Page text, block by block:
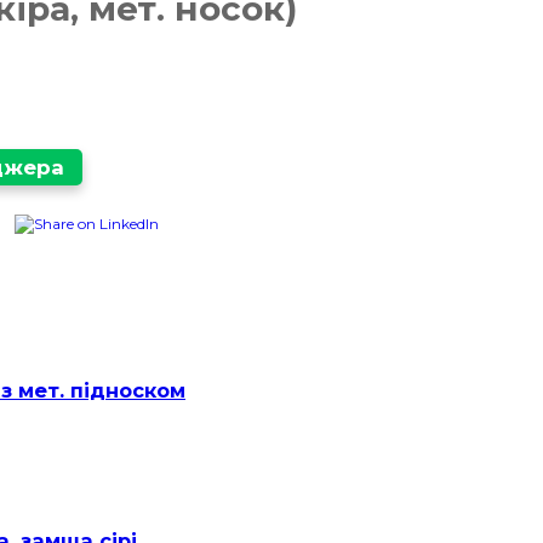
мет. підноском